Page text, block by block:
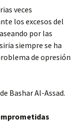
veces
los excesos del
por las
siempre se ha
de opresión
Bashar Al-Assad.